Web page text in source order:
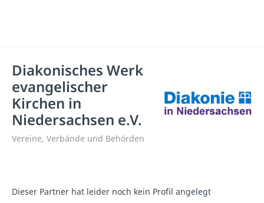
Diakonisches Werk
evangelischer
Kirchen in
Niedersachsen e.V.
Vereine, Verbände und Behörden
Dieser Partner hat leider noch kein Profil angelegt